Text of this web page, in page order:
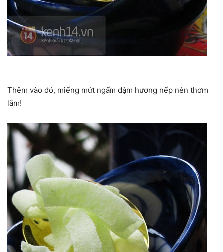
Thêm vào đó, miếng mứt ngấm đậm hương nếp nên thơm
lắm!